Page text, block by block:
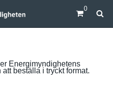
0
Energimyndighetens
beställa i tryckt format.